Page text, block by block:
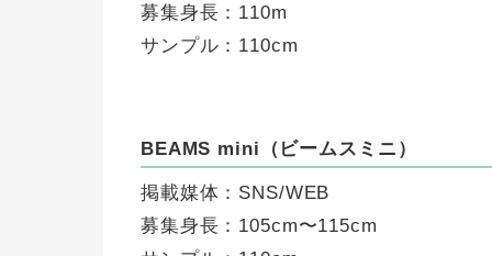
募集身長：110m
サンプル：110cm
BEAMS mini（ビームスミニ）
掲載媒体：SNS/WEB
募集身長：105cm〜115cm